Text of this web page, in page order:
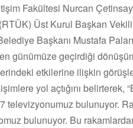
Fakültesi Nurcan
Üst Kurul Başkan
Başkanı Mustafa
günümüze geçirdiği
etkilerine ilişkin
yol açtığını
televizyonumuz bulunuyor.
bulunuyor. Bu